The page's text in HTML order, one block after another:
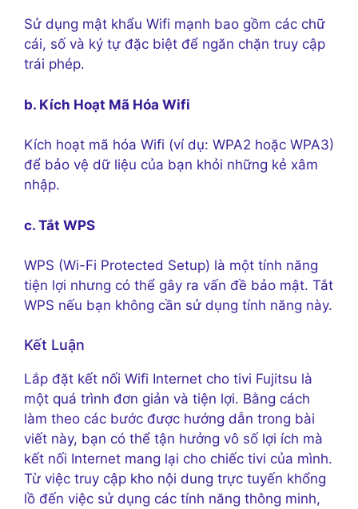
Sử dụng mật khẩu Wifi mạnh bao gồm các chữ
cái, số và ký tự đặc biệt để ngăn chặn truy cập
trái phép.
b. Kích Hoạt Mã Hóa Wifi
Kích hoạt mã hóa Wifi (ví dụ: WPA2 hoặc WPA3)
để bảo vệ dữ liệu của bạn khỏi những kẻ xâm
nhập.
c. Tắt WPS
WPS (Wi-Fi Protected Setup) là một tính năng
tiện lợi nhưng có thể gây ra vấn đề bảo mật. Tắt
WPS nếu bạn không cần sử dụng tính năng này.
Kết Luận
Lắp đặt kết nối Wifi Internet cho tivi Fujitsu là
một quá trình đơn giản và tiện lợi. Bằng cách
làm theo các bước được hướng dẫn trong bài
viết này, bạn có thể tận hưởng vô số lợi ích mà
kết nối Internet mang lại cho chiếc tivi của mình.
Từ việc truy cập kho nội dung trực tuyến khổng
lồ đến việc sử dụng các tính năng thông minh,